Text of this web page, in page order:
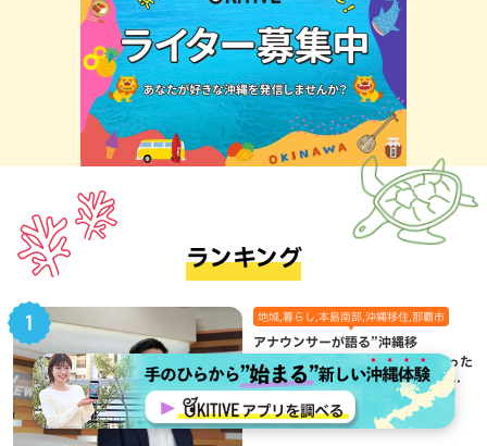
ランキング
地域,暮らし,本島南部,沖縄移住,那覇市
アナウンサーが語る”沖縄移
住”Vol.01：偶然のご縁から始まった
移住生活が、私にとって120点満点